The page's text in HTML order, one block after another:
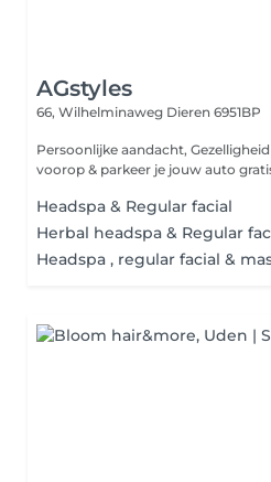
AGstyles
66, Wilhelminaweg Dieren 6951BP
Persoonlijke aandacht,
voorop & parkeer je jouw auto
Headspa & Regular facial
Herbal headspa & Regular
Headspa , regular facial &